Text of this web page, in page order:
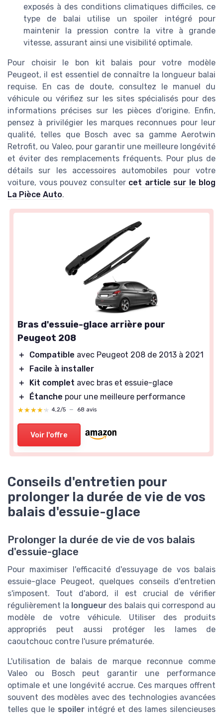
exposés à des conditions climatiques difficiles, ce
type de balai utilise un spoiler intégré pour
maintenir la pression contre la vitre à grande
vitesse, assurant ainsi une visibilité optimale.
Pour choisir le bon kit balais pour votre modèle
Peugeot, il est essentiel de connaître la longueur balai
requise. En cas de doute, consultez le manuel du
véhicule ou vérifiez sur les sites spécialisés pour des
informations précises sur les pièces d'origine. Enfin,
pensez à privilégier les marques reconnues pour leur
qualité, telles que Bosch avec sa gamme Aerotwin
Retrofit, ou Valeo, pour garantir une meilleure longévité
et éviter des remplacements fréquents. Pour plus de
détails sur les accessoires automobiles pour votre
voiture, vous pouvez consulter cet article sur le blog
La Pièce Auto.
Bras d'essuie-glace arrière pour
Peugeot 208
＋ Compatible avec Peugeot 208 de 2013 à 2021
＋
Facile à installer
＋
Kit complet avec bras et essuie-glace
＋
Étanche pour une meilleure performance
★★★★★
★★★★★ 4,2/5 — 68 avis
Voir l'offre
Conseils d'entretien pour
prolonger la durée de vie de vos
balais d'essuie-glace
Prolonger la durée de vie de vos balais
d'essuie-glace
Pour maximiser l'efficacité d'essuyage de vos balais
essuie-glace Peugeot, quelques conseils d'entretien
s'imposent. Tout d'abord, il est crucial de vérifier
régulièrement la longueur des balais qui correspond au
modèle de votre véhicule. Utiliser des produits
appropriés peut aussi protéger les lames de
caoutchouc contre l'usure prématurée.
L'utilisation de balais de marque reconnue comme
Valeo ou Bosch peut garantir une performance
optimale et une longévité accrue. Ces marques offrent
souvent des modèles avec des technologies avancées
telles que le spoilerintégré et des lames silencieuses